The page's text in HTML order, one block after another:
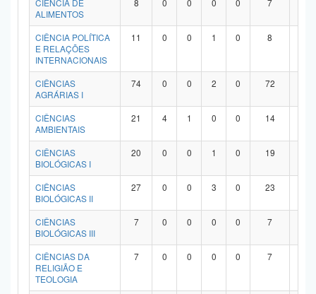
CIÊNCIA DE
ALIMENTOS
8 0 0 0 0 7
CIÊNCIA POLÍTICA
E RELAÇÕES
INTERNACIONAIS
11 0 0 1 0 8
CIÊNCIAS
AGRÁRIAS I
74 0 0 2 0 72
CIÊNCIAS
AMBIENTAIS
21 4 1 0 0 14
CIÊNCIAS
BIOLÓGICAS I
20 0 0 1 0 19
CIÊNCIAS
BIOLÓGICAS II
27 0 0 3 0 23
CIÊNCIAS
BIOLÓGICAS III
7 0 0 0 0 7
CIÊNCIAS DA
RELIGIÃO E
TEOLOGIA
7 0 0 0 0 7